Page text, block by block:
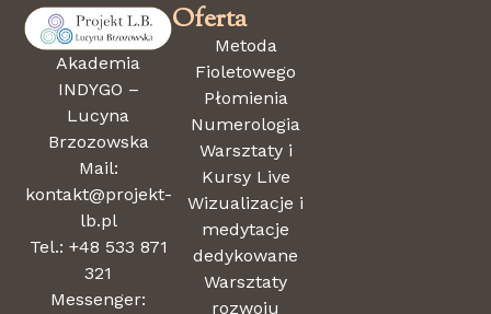
Akademia
INDYGO –
Lucyna
Brzozowska
Mail:
kontakt@projekt-
lb.pl
Tel.: +48 533 871
321
Messenger:
Oferta
Metoda
Fioletowego
Płomienia
Numerologia
Warsztaty i
Kursy Live
Wizualizacje i
medytacje
dedykowane
Warsztaty
rozwoju